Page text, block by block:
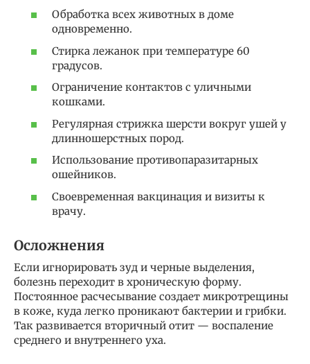
Обработка всех животных в доме
одновременно.
Стирка лежанок при температуре 60
градусов.
Ограничение контактов с уличными
кошками.
Регулярная стрижка шерсти вокруг ушей у
длинношерстных пород.
Использование противопаразитарных
ошейников.
Своевременная вакцинация и визиты к
врачу.
Осложнения
Если игнорировать зуд и черные выделения,
болезнь переходит в хроническую форму.
Постоянное расчесывание создает микротрещины
в коже, куда легко проникают бактерии и грибки.
Так развивается вторичный отит — воспаление
среднего и внутреннего уха.